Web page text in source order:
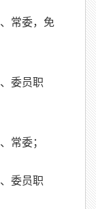
常委，免
委员职
常委；
委员职